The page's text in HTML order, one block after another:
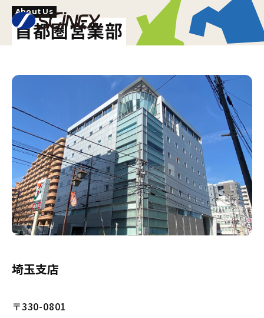
About Us
首都圏営業部
埼玉支店
〒330-0801